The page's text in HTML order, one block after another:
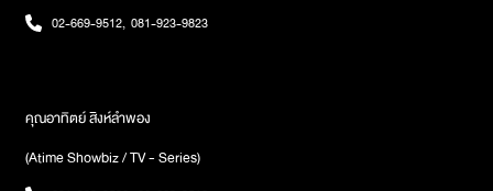
พื้นฐานเลย เราไม่อยู่กับสิ่งที่เป็นอันตรายกับชีวิตเรา นี่คือพื้นฐานของ
สิ่งมีชีวิตไม่นับมนุษย์ด้วยซ้ำ สัตว์เดรัจฉานยังหนีสิ่งที่เป็นภัยต่อชีวิตมัน
ให้มากลูกแล้วก็เด็ดขาด ต้นหอมอาจจะคิดว่าเขาจะตามไป แต่ถ้ามันไม่มี
หนทางแล้วจริง ๆ อย่างน้อยก็ไปอยู่กับพ่อแม่ให้พ่อแม่คุ้มครองเรา’เรื่อง
ราวทั้งหมดจะเป็นอย่างไร สามารถติดตามรับชมได้ทางใครมีปัญหา
ฟันธงอะไรมาก และเหตุผลที่เพื่อนอยากให้เราหยุดคุยกับผู้ชายเพราะ
เป็นส่วนใหญ่ อีกทั้งเพื่อนยังเคยเชิงพูดอ้อม ๆ มาอีกประมาณว่า “ถ้ามึง
เพื่อน หนูจะโอเคไหม เอาจริง ๆ หนูรู้สึกครึ่ง ๆ เพราะว่าหนูรู้สึกเสียดาย
02-669-9512, 081-923-9823
คุณอาทิตย์ สิงห์ลำพอง
(Atime Showbiz / TV - Series)